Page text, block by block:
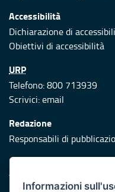
Accessibilità
Dichiarazione di
Obiettivi di accessibilità
URP
Telefono: 800 713939
Scrivici:email
Redazione
Responsabili di
Protezione civile
Vai al sito di Protezione
Informazioni